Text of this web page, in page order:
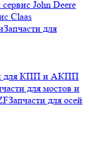
John Deere
Claas
Запчасти для
для КПП и АКПП
для мостов и
Запчасти для осей